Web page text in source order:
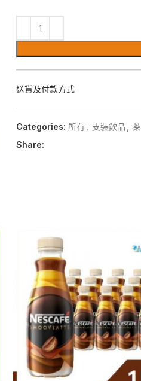
送貨及付款方式
Categories: 所有 , 支裝飲品 ,
Share: